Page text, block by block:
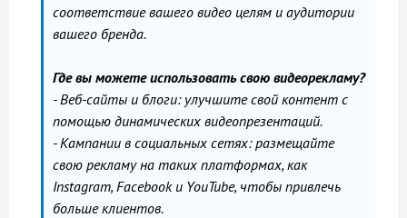
соответствие вашего видео целям и аудитории
вашего бренда.
Где вы можете использовать свою видеорекламу?
- Веб-сайты и блоги: улучшите свой контент с
помощью динамических видеопрезентаций.
- Кампании в социальных сетях: размещайте
свою рекламу на таких платформах, как
Instagram, Facebook и YouTube, чтобы привлечь
больше клиентов.